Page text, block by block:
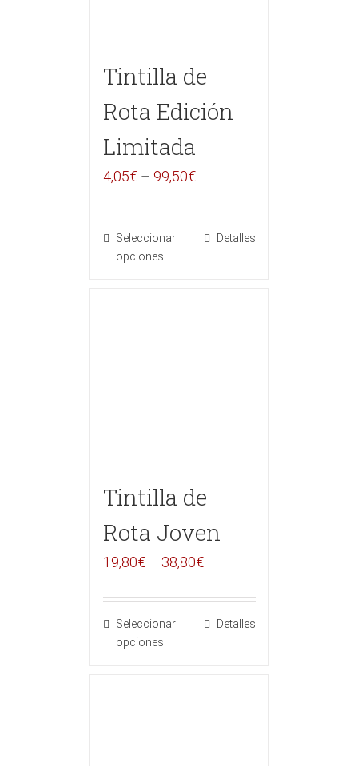
Tintilla de
Rota Edición
Limitada
4,05€– 99,50€
Seleccionar
opciones
Detalles
Tintilla de
Rota Joven
19,80€– 38,80€
Seleccionar
opciones
Detalles